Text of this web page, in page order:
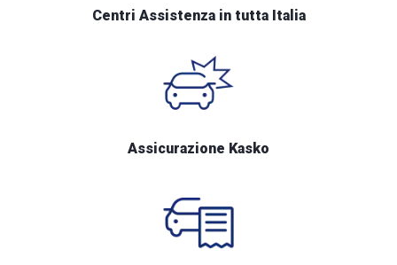
Centri Assistenza in tutta Italia
Assicurazione Kasko